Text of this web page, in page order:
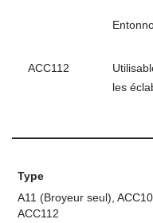
ACC112
les
Type
A11 (Broyeur seul),
ACC112